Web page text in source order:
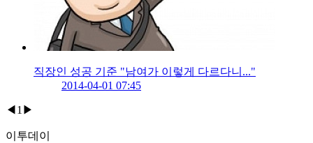
직장인 성공 기준 "남여가 이렇게 다르다니..."
2014-04-01 07:45
◀ 1 ▶
이투데이